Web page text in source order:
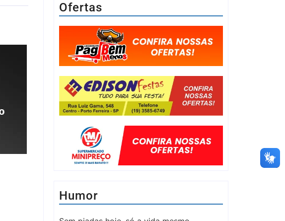
Ofertas
Humor